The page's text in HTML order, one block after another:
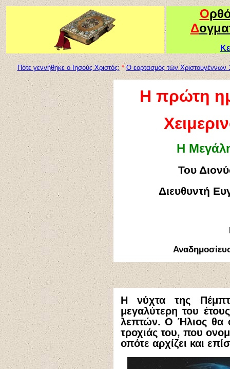
Ο
Δ
Πότε γεννήθηκε ο Ιησούς Χριστός; * Ο εορτασμός τών Χριστουγέννων
H πρώτη
Η
Του
Διευθυντή
Η νύχτα της
μεγαλύτερη του
λεπτών. Ο Ήλιος θα
τροχιάς του, που
οπότε αρχίζει και